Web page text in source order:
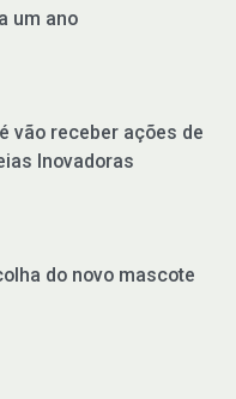
um ano
vão receber ações de
Inovadoras
do novo mascote